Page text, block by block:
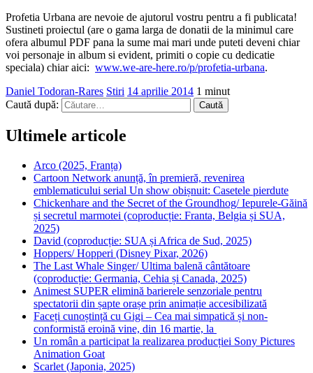
Profetia Urbana are nevoie de ajutorul vostru pentru a fi publicata!
Sustineti proiectul (are o gama larga de donatii de la minimul care
ofera albumul PDF pana la sume mai mari unde puteti deveni chiar
voi personaje in album si evident, primiti o copie cu dedicatie
speciala) chiar aici: www.we-are-here.ro/p/profetia-urbana.
Daniel Todoran-Rares Stiri 14 aprilie 2014 1 minut
Caută după:
Ultimele articole
Arco (2025, Franța)
Cartoon Network anunță, în premieră, revenirea
emblematicului serial Un show obișnuit: Casetele pierdute
Chickenhare and the Secret of the Groundhog/ Iepurele-Găină
și secretul marmotei (coproducție: Franta, Belgia și SUA,
2025)
David (coproducție: SUA și Africa de Sud, 2025)
Hoppers/ Hopperi (Disney Pixar, 2026)
The Last Whale Singer/ Ultima balenă cântătoare
(coproducție: Germania, Cehia și Canada, 2025)
Animest SUPER elimină barierele senzoriale pentru
spectatorii din șapte orașe prin animație accesibilizată
Faceți cunoștință cu Gigi – Cea mai simpatică și non-
conformistă eroină vine, din 16 martie, la
Un român a participat la realizarea producției Sony Pictures
Animation Goat
Scarlet (Japonia, 2025)